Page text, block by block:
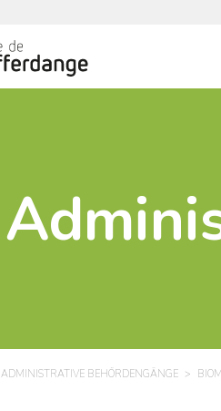
ADMINISTRATIVE BEHÖRDENGÄNGE